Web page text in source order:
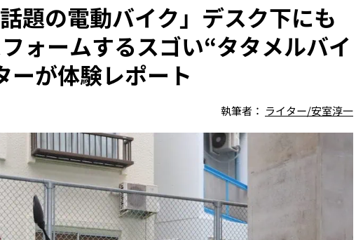
題の電動バイク」デスク下にも
ォームするスゴい“タタメルバイ
ーが体験レポート
執筆者： ライター/安室淳一